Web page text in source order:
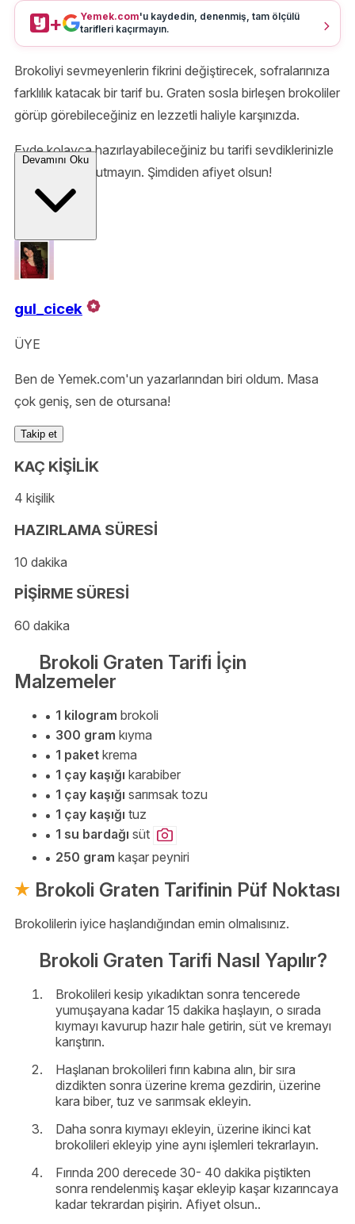
+ Yemek.com'u kaydedin, denenmiş, tam ölçülü
tarifleri kaçırmayın.
Brokoliyi sevmeyenlerin fikrini değiştirecek, sofralarınıza
farklılık katacak bir tarif bu. Graten sosla birleşen brokoliler
görüp görebileceğiniz en lezzetli haliyle karşınızda.
Evde kolayca hazırlayabileceğiniz bu tarifi sevdiklerinizle
paylaşmayı unutmayın. Şimdiden afiyet olsun!
Devamını Oku
gul_cicek
ÜYE
Ben de Yemek.com'un yazarlarından biri oldum. Masa
çok geniş, sen de otursana!
Takip et
KAÇ KİŞİLİK
4 kişilik
HAZIRLAMA SÜRESİ
10 dakika
PİŞİRME SÜRESİ
60 dakika
Brokoli Graten Tarifi İçin
Malzemeler
1 kilogram brokoli
300 gram kıyma
1 paket krema
1 çay kaşığı karabiber
1 çay kaşığı sarımsak tozu
1 çay kaşığı tuz
1 su bardağı süt
250 gram kaşar peyniri
Brokoli Graten Tarifinin Püf Noktası
Brokolilerin iyice haşlandığından emin olmalısınız.
Brokoli Graten Tarifi Nasıl Yapılır?
Brokolileri kesip yıkadıktan sonra tencerede
yumuşayana kadar 15 dakika haşlayın, o sırada
kıymayı kavurup hazır hale getirin, süt ve kremayı
karıştırın.
Haşlanan brokolileri fırın kabına alın, bir sıra
dizdikten sonra üzerine krema gezdirin, üzerine
kara biber, tuz ve sarımsak ekleyin.
Daha sonra kıymayı ekleyin, üzerine ikinci kat
brokolileri ekleyip yine aynı işlemleri tekrarlayın.
Fırında 200 derecede 30- 40 dakika piştikten
sonra rendelenmiş kaşar ekleyip kaşar kızarıncaya
kadar tekrardan pişirin. Afiyet olsun..